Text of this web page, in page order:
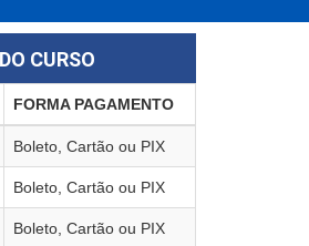
CURSO
FORMA PAGAMENTO
Boleto, Cartão ou PIX
Boleto, Cartão ou PIX
Boleto, Cartão ou PIX